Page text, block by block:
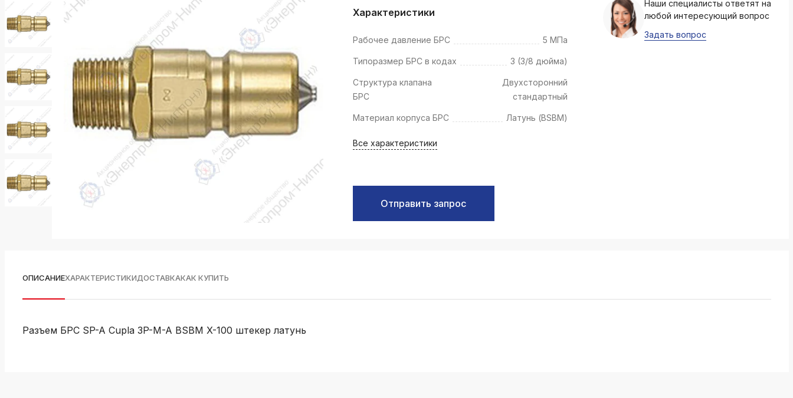
k
ksldkfjsdlfkjsls;ldfkgjsdl;kfkфыва
ksldkfjsdlfkjsls;ldfkgjsdl;kfkфыва
k
ksldkfjsdlfkjsls;ldfkgjsdl;kfkфыва
k
ksldkfjsdlfkjsls;ldfkgjsdl;kfkфыва
ksldkfjsdlfkjsls;ldfkgjsdl;kfkфыва
ksldkfjsdlfkjsls;ldfkgjsdl;kfkфыва
ksldkfjsdlfkjsls;ldfkgjsdl;kfkфыва
ksldkfjsdlfkjsls;ldfkgjsdl;kfkфыва
ksldkfjsdlfkjsls;ldfkgjsdl;kfkфыва
ksldkfjsdlfkjsls;ldfkgjsdl;kfkфыва
k
ksldkfjsdlfkjsls;ldfkgjsdl;kfkфыва
ksldkfjsdlfkjsls;ldfkgjsdl;kfkфыва
k
k
ksldkfjsdlfkjsls;ldfkgjsdl;kfkфыва
ksldkfjsdlfkjsls;ldfkgjsdl;kfkфыва
Характеристики
Рабочее давление БРС 5 МПа
Типоразмер БРС в кодах 3 (3/8 дюйма)
Структура клапана
БРС
Двухсторонний
стандартный
Материал корпуса БРС Латунь (BSBM)
Все характеристики
Отправить запрос
Наши специалисты ответят на
любой интересующий вопрос
Задать вопрос
ОПИСАНИЕХАРАКТЕРИСТИКИДОСТАВКАКАК КУПИТЬ
Разъем БРС SP-A Cupla 3P-M-A BSBM X-100 штекер латунь